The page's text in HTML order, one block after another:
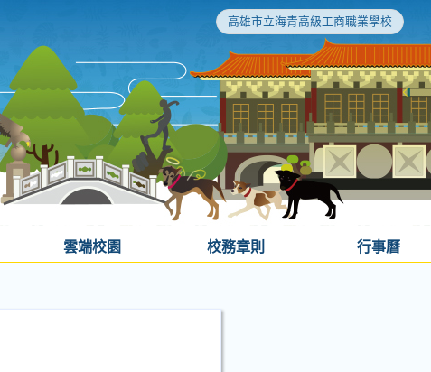
高雄市立海青高級工商職業學校
雲端校園 校務章則 行事曆